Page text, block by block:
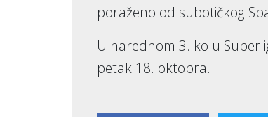
poraženo od subotičkog
U narednom 3. kolu
petak 18. oktobra.